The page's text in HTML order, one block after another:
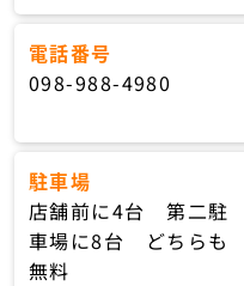
電話番号
098-988-4980
駐車場
店舗前に4台 第二駐
車場に8台 どちらも
無料